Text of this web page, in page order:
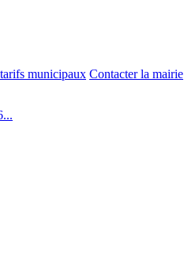
municipaux Contacter la mairie